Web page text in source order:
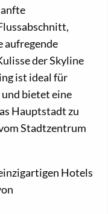
aufregende
der Skyline
ist ideal für
bietet eine
Hauptstadt zu
Stadtzentrum
Hotels